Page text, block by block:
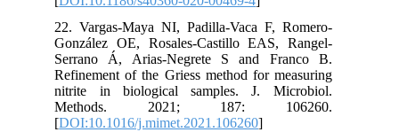
22. Vargas-Maya NI, Padilla-Vaca F, Romero-
González OE, Rosales-Castillo EAS, Rangel-
Serrano Á, Arias-Negrete S and Franco B.
Refinement of the Griess method for measuring
nitrite in biological samples. J. Microbiol.
Methods. 2021; 187: 106260.
[DOI:10.1016/j.mimet.2021.106260